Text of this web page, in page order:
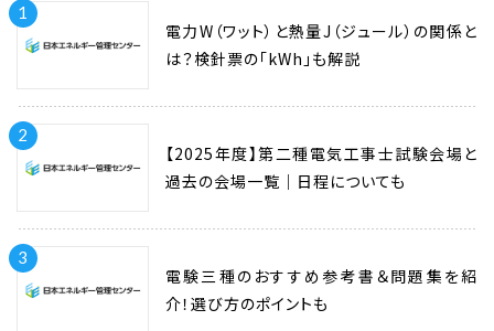
1
電力W（ワット）と熱量J（ジュール）の関係と
は？検針票の「kWh」も解説
2
【2025年度】第二種電気工事士試験会場と
過去の会場一覧｜日程についても
3
電験三種のおすすめ参考書＆問題集を紹
介！選び方のポイントも